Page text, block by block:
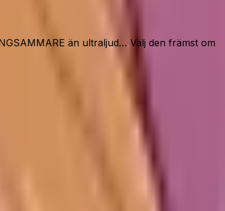
än ultraljud… Välj den främst om